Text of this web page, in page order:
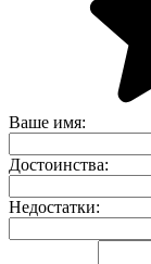
Ваше имя:
Достоинства:
Недостатки: